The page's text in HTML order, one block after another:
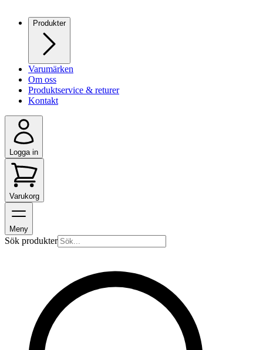
Produkter
Varumärken
Om oss
Produktservice & returer
Kontakt
Logga in
Varukorg
Meny
Sök produkter